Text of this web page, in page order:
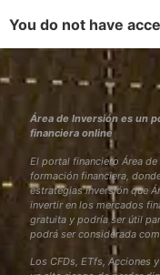
You do not have
Área de Inversión es un
financiera online
El portal financiero Área
formación financiera,
estrategias inversión que
invertir en los mercados
gratuita y podría ser útil
podrá ser considerada
Los CFDs, ETfs, Acciones